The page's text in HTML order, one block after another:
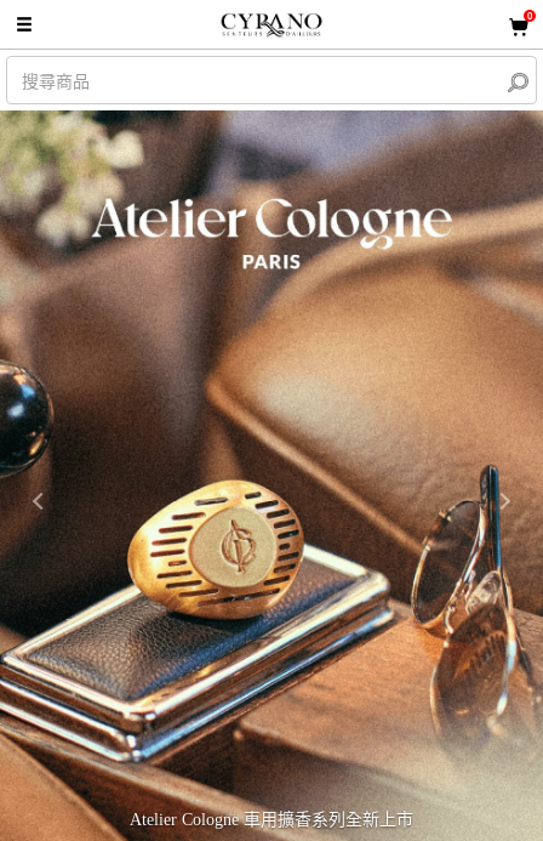
0
Atelier Cologne 車用擴香系列全新上市
Previous